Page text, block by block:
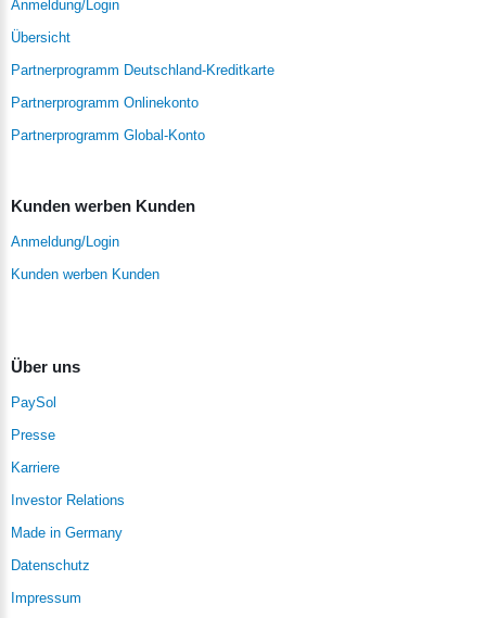
Anmeldung/Login
Übersicht
Partnerprogramm Deutschland-Kreditkarte
Partnerprogramm Onlinekonto
Partnerprogramm Global-Konto
Kunden werben Kunden
Anmeldung/Login
Kunden werben Kunden
Über uns
PaySol
Presse
Karriere
Investor Relations
Made in Germany
Datenschutz
Impressum